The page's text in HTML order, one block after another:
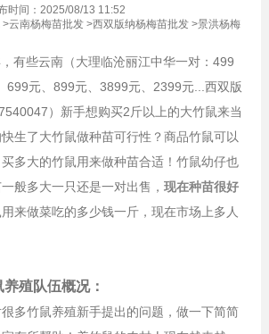
时间：2025/08/13 11:52
>云南杨梅苗批发>西双版纳杨梅苗批发>景洪杨梅
有些云南（大理临沧丽江中华一对： 499
699元、899元、3899元、2399元... 西双版
）新手想购买2斤以上的大竹鼠来当
生了大竹鼠做种苗可行性？商品竹鼠可以
多大的竹鼠用来做种苗合适！竹鼠幼仔也
般多大一只还是一对出售， 现在种苗很好
来做菜吃的多少钱一斤，现在市场上多人
殖队伍概况：
多竹鼠养殖新手提出的问题，做一下简简